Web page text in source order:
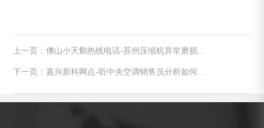
上一页：佛山小天鹅热线电话-苏州压缩机异常磨损维
下一页：嘉兴新科网点-听中央空调销售员分析如何选